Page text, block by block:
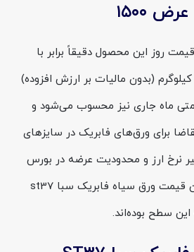
16 مرداد 1405 ، قیمت روز این محصول دقیقاً برابر با
هر کیلوگرم (بدون مالیات بر ارزش افزوده)
ماه جاری نیز محسوب می‌شود و
برای ورق‌های فابریک در سایزهای
نرخ ارز و محدودیت عرضه در بورس
کالا، از دلایل اصلی رسیدن قیمت ورق سیاه فابریک سبا st37